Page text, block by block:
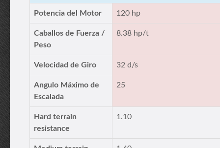
Potencia del Motor 120 hp
Caballos de Fuerza /
Peso
8.38 hp/t
Velocidad de Giro 32 d/s
Angulo Máximo de
Escalada
25
Hard terrain
resistance
1.10